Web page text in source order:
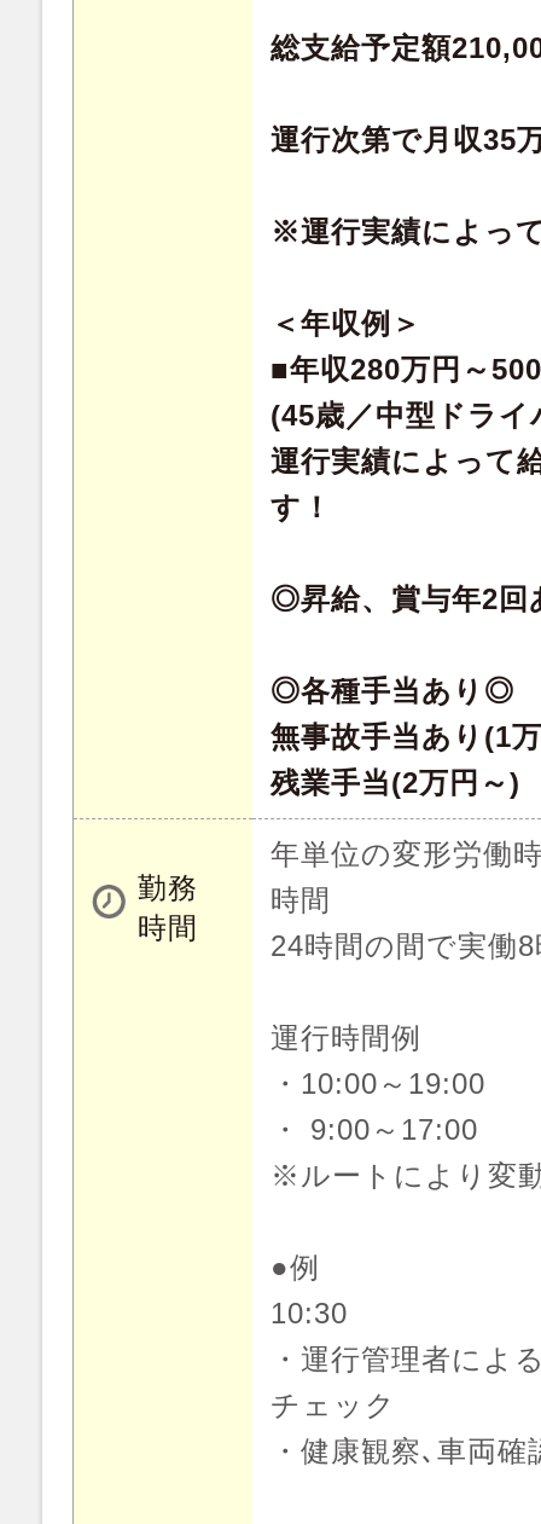
総支給予定額
運行次第で月収35
※運行実績によっ
＜年収例＞
■年収280万円～
(45歳／中型ドライ
運行実績によって
す！
◎昇給、賞与年2
◎各種手当あり◎
無事故手当あり(1
残業手当(2万円～)
勤務
時間
年単位の変形労働
時間
24時間の間で実働
運行時間例
・10:00～19:00
・ 9:00～17:00
※ルートにより変
●例
10:30
・運行管理者によ
チェック
・健康観察､車両確